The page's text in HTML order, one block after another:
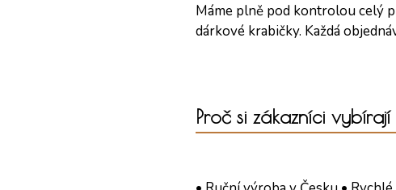
Máme plně pod kontrolou celý
dárkové krabičky. Každá
Proč si zákazníci vybírají